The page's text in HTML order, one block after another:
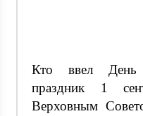
Кто ввел День
праздник 1
Верховным